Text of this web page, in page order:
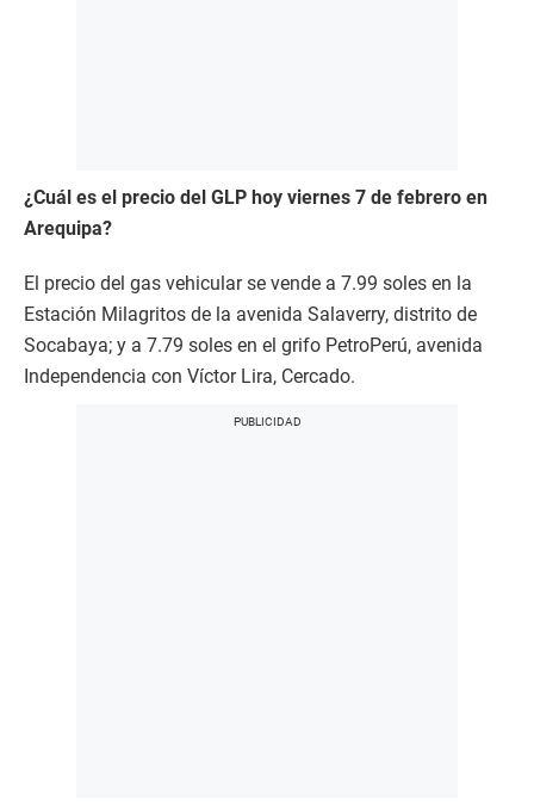
¿Cuál es el precio del GLP hoy viernes 7 de febrero en
Arequipa?
El precio del gas vehicular se vende a 7.99 soles en la
Estación Milagritos de la avenida Salaverry, distrito de
Socabaya; y a 7.79 soles en el grifo PetroPerú, avenida
Independencia con Víctor Lira, Cercado.